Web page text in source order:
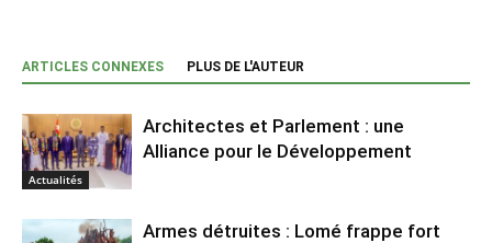
ARTICLES CONNEXES PLUS DE L'AUTEUR
Actualités
Architectes et Parlement : une
Alliance pour le Développement
Armes détruites : Lomé frappe fort